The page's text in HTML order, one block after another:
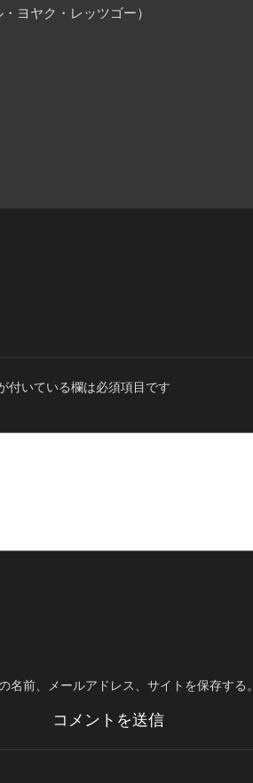
ヨヤク・レッツゴー）
付いている欄は必須項目です
前、メールアドレス、サイトを保存する。